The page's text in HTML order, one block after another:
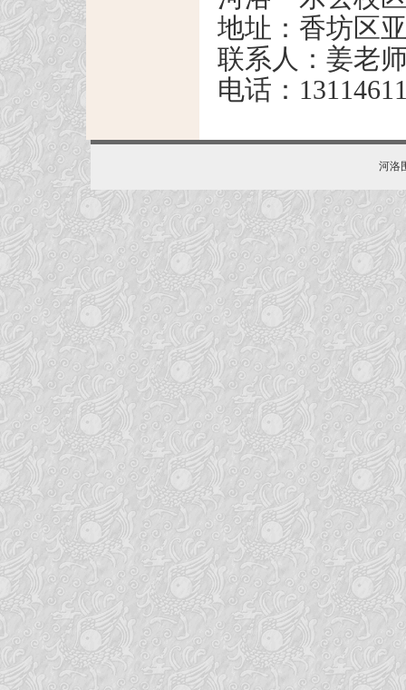
地址：香坊区
联系人：姜老
电话：
河洛